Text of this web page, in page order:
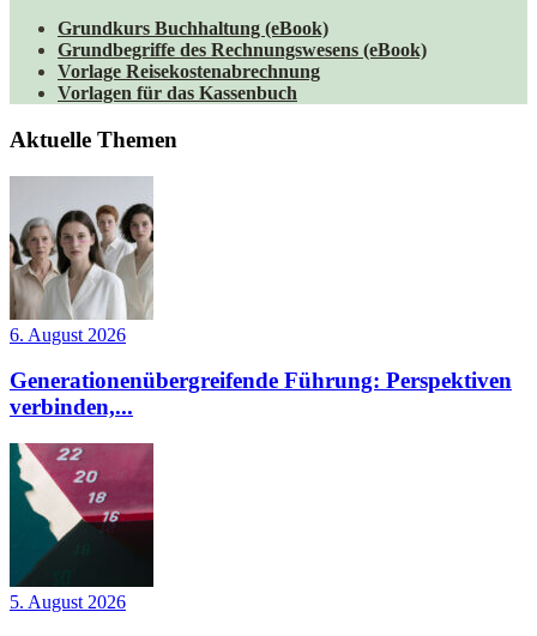
Grundkurs Buchhaltung (eBook)
Grundbegriffe des Rechnungswesens (eBook)
Vorlage Reisekostenabrechnung
Vorlagen für das Kassenbuch
Aktuelle Themen
6. August 2026
Generationenübergreifende Führung: Perspektiven
verbinden,...
5. August 2026